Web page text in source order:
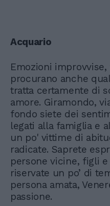
Acquario
Emozioni
procurano anche
tratta certamente di
amore. Giramondo,
fondo siete dei
legati alla famiglia e
un po' vittime di
radicate. Saprete
persone vicine, figli
riservate un po’ di
persona amata,
passione.